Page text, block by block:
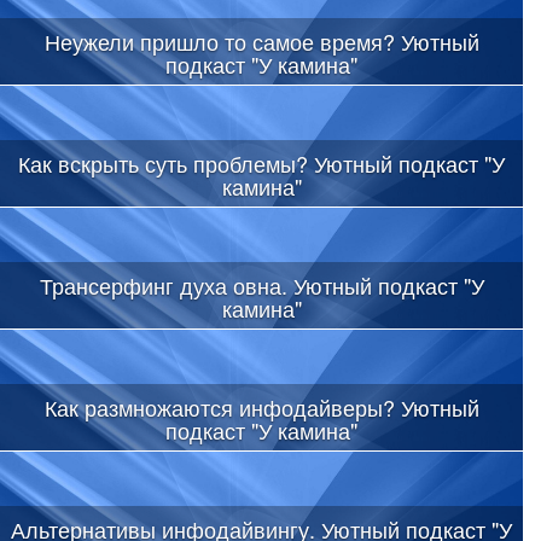
Неужели пришло то самое время? Уютный
подкаст "У камина"
Как вскрыть суть проблемы? Уютный подкаст "У
камина"
Трансерфинг духа овна. Уютный подкаст "У
камина"
Как размножаются инфодайверы? Уютный
подкаст "У камина"
Альтернативы инфодайвингу. Уютный подкаст "У